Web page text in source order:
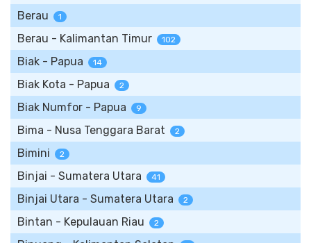
Berau 1
Berau - Kalimantan Timur 102
Biak - Papua 14
Biak Kota - Papua 2
Biak Numfor - Papua 9
Bima - Nusa Tenggara Barat 2
Bimini 2
Binjai - Sumatera Utara 41
Binjai Utara - Sumatera Utara 2
Bintan - Kepulauan Riau 2